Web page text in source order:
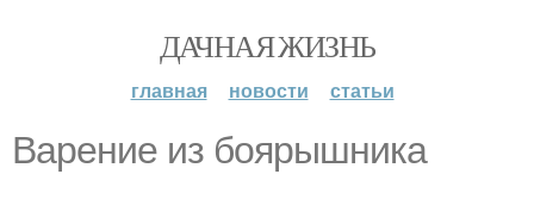
ДАЧНАЯ ЖИЗНЬ
главная новости статьи
Варение из боярышника